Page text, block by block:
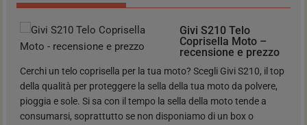
Givi S210 Telo
Coprisella Moto –
recensione e prezzo
Cerchi un telo coprisella per la tua moto? Scegli Givi S210, il top
della qualità per proteggere la sella della tua moto da polvere,
pioggia e sole. Si sa con il tempo la sella della moto tende a
consumarsi, soprattutto se non disponiamo di un box o